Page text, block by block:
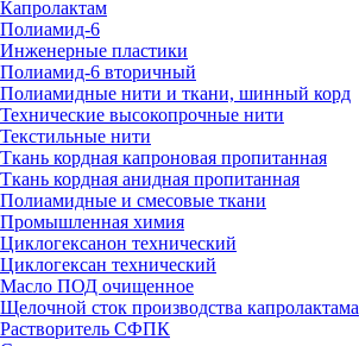
Капролактам
Полиамид-6
Инженерные пластики
Полиамид-6 вторичный
Полиамидные нити и ткани, шинный корд
Технические высокопрочные нити
Текстильные нити
Ткань кордная капроновая пропитанная
Ткань кордная анидная пропитанная
Полиамидные и смесовые ткани
Промышленная химия
Циклогексанон технический
Циклогексан технический
Масло ПОД очищенное
Щелочной сток производства капролактама
Растворитель СФПК